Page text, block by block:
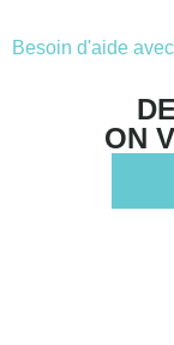
Besoin d'aide
ON